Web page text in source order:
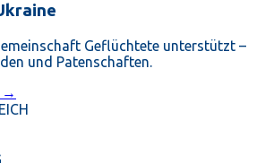
Geflüchtete unterstützt –
und Patenschaften.
→